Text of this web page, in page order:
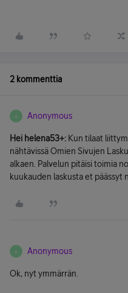
2 kommenttia
A Anonymous
Hei helena53+: Kun tilaat
nähtävissä Omien Sivujen
alkaen. Palvelun pitäisi toimia
kuukauden laskusta et päässyt
A Anonymous
Ok, nyt ymmärrän.